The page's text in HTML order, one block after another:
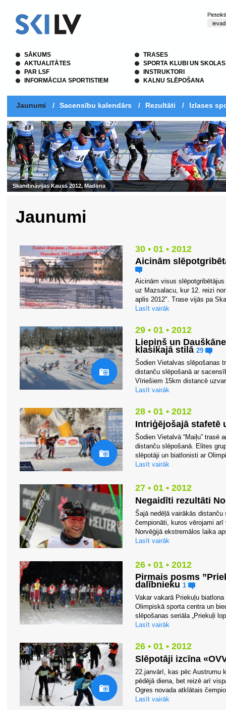
SĀKUMS
AKTUALITĀTES
PAR LSF
INFORMĀCIJA SPORTISTIEM
TRASES
SPORTA KLUBI UN SKOLAS
INSTRUKTORI
KALNU SLĒPOŠANA
Jaunumi / Sacensību kalendārs / Rezultāti / Izlases
Skandināvijas Kauss 2012, Madona
Jaunumi
30 • 01 • 2012
Aicinām
Aicinām visus
uz Mazsalacu, kur 12. reizi
aplis 2012". Trase vijās pa
Lasīt vairāk
29 • 01 • 2012
Liepiņš un
klasikajā stilā 29
Šodien Vietalvas slēpošanas
distanču slēpošanā ar
Vīriešiem 15km distancē
Lasīt vairāk
28 • 01 • 2012
Intriģējošajā stafetē
Šodien Vietalvā “Maiļu” trasē
distanču slēpošanā. Elites
slēpotāji un biatlonisti ar
Lasīt vairāk
27 • 01 • 2012
Negaidīti rezultāti
Šajā nedēļā vairākās
čempionāti, kuros vērojami
Norvēģijā ekstremālos laika
Lasīt vairāk
26 • 01 • 2012
Pirmais posms
dalībnieku 1
Vakar vakarā Priekuļu
Olimpiskā sporta centra un
slēpošanas seriāla „Priekuļi
Lasīt vairāk
26 • 01 • 2012
Slēpotāji izcīna
22.janvārī, kas pēc Austrumu
pēdējā diena, bet reizē arī
Ogres novada atklātais
Lasīt vairāk